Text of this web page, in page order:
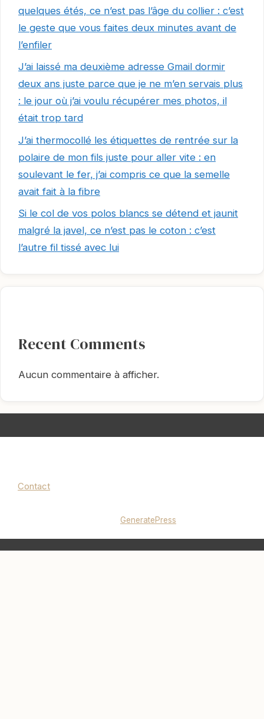
quelques étés, ce n’est pas l’âge du collier : c’est
le geste que vous faites deux minutes avant de
l’enfiler
J’ai laissé ma deuxième adresse Gmail dormir
deux ans juste parce que je ne m’en servais plus
: le jour où j’ai voulu récupérer mes photos, il
était trop tard
J’ai thermocollé les étiquettes de rentrée sur la
polaire de mon fils juste pour aller vite : en
soulevant le fer, j’ai compris ce que la semelle
avait fait à la fibre
Si le col de vos polos blancs se détend et jaunit
malgré la javel, ce n’est pas le coton : c’est
l’autre fil tissé avec lui
Recent Comments
Aucun commentaire à afficher.
Contact
GeneratePress